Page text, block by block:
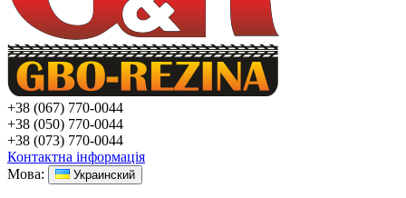
+38 (067) 770-0044
+38 (050) 770-0044
+38 (073) 770-0044
Контактна інформація
Мова:
Украинский